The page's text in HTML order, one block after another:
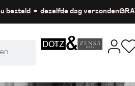
besteld = dezelfde dag verzonden